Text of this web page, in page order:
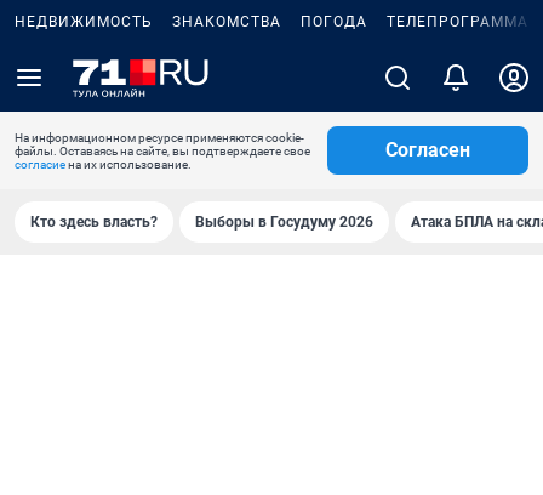
НЕДВИЖИМОСТЬ ЗНАКОМСТВА ПОГОДА ТЕЛЕПРОГРАММА
На информационном ресурсе применяются cookie-
файлы. Оставаясь на сайте, вы подтверждаете свое
согласиена их использование.
Согласен
Кто здесь власть? Выборы в Госудуму 2026 Атака БПЛА на